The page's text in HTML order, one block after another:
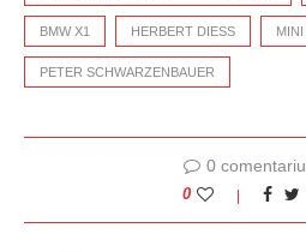
BMW X1 HERBERT DIESS MINI
PETER SCHWARZENBAUER
0 comentariu
0